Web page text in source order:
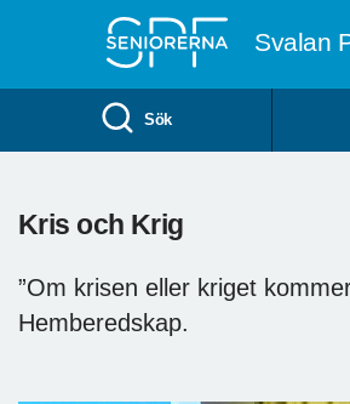
Svalan
Sök
Kris och Krig
”Om krisen eller kriget
Hemberedskap.